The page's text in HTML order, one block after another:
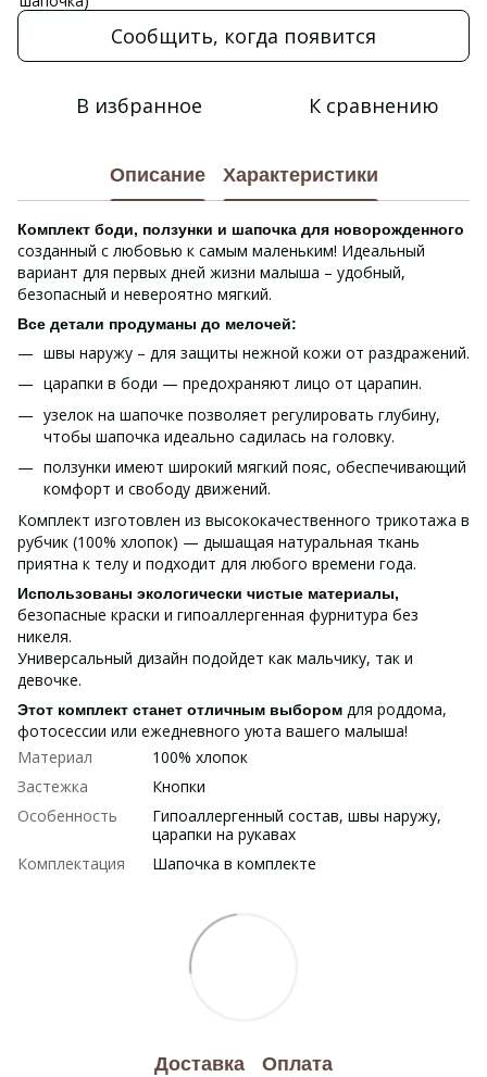
Сообщить, когда появится
В избранное К сравнению
Описание Характеристики
Комплект боди, ползунки и шапочка для новорожденного
созданный с любовью к самым маленьким! Идеальный
вариант для первых дней жизни малыша – удобный,
безопасный и невероятно мягкий.
Все детали продуманы до мелочей:
швы наружу – для защиты нежной кожи от раздражений.
царапки в боди — предохраняют лицо от царапин.
узелок на шапочке позволяет регулировать глубину,
чтобы шапочка идеально садилась на головку.
ползунки имеют широкий мягкий пояс, обеспечивающий
комфорт и свободу движений.
Комплект изготовлен из высококачественного трикотажа в
рубчик (100% хлопок) — дышащая натуральная ткань
приятна к телу и подходит для любого времени года.
Использованы экологически чистые материалы,
безопасные краски и гипоаллергенная фурнитура без
никеля.
Универсальный дизайн подойдет как мальчику, так и
девочке.
Этот комплект станет отличным выбором для роддома,
фотосессии или ежедневного уюта вашего малыша!
Материал
100% хлопок
Застежка
Кнопки
Особенность
Гипоаллергенный состав, швы наружу,
царапки на рукавах
Комплектация
Шапочка в комплекте
Доставка Оплата